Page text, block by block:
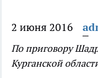
2 июня 2016
По приговору
Курганской